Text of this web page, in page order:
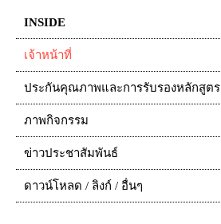
INSIDE
เจ้าหน้าที่
ประกันคุณภาพและการรับรองหลักสูตร
ภาพกิจกรรม
ข่าวประชาสัมพันธ์
ดาวน์โหลด / ลิงก์ / อื่นๆ